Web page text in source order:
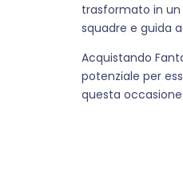
trasformato in un
squadre e guida
Acquistando
potenziale per
questa